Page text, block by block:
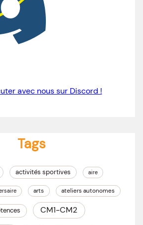
avec nous sur Discord !
Tags
activités sportives aire
arts ateliers autonomes
CM1-CM2